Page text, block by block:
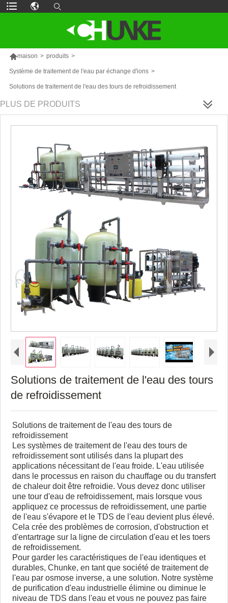
maison > produits >
Système de traitement de l'eau par échange d'ions >
Solutions de traitement de l'eau des tours de refroidissement
PLUS DE PRODUITS
Solutions de traitement de l'eau des tours
de refroidissement
Solutions de traitement de l'eau des tours de
refroidissement
Les systèmes de traitement de l'eau des tours de
refroidissement sont utilisés dans la plupart des
applications nécessitant de l'eau froide. L'eau utilisée
dans le processus en raison du chauffage ou du transfert
de chaleur doit être refroidie. Vous devez donc utiliser
une tour d'eau de refroidissement, mais lorsque vous
appliquez ce processus de refroidissement, une partie
de l'eau s'évapore et le TDS de l'eau devient plus élevé.
Cela crée des problèmes de corrosion, d'obstruction et
d'entartrage sur la ligne de circulation d'eau et les toers
de refroidissement.
Pour garder les caractéristiques de l'eau identiques et
durables, Chunke, en tant que société de traitement de
l'eau par osmose inverse, a une solution. Notre système
de purification d'eau industrielle élimine ou diminue le
niveau de TDS dans l'eau et vous ne pouvez pas faire